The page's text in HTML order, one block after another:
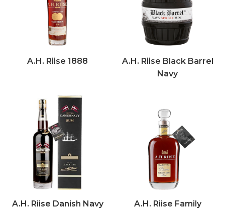
A.H. Riise 1888
A.H. Riise Black Barrel
Navy
A.H. Riise Danish Navy
A.H. Riise Family